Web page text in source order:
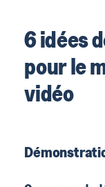
6 idées
pour le
vidéo